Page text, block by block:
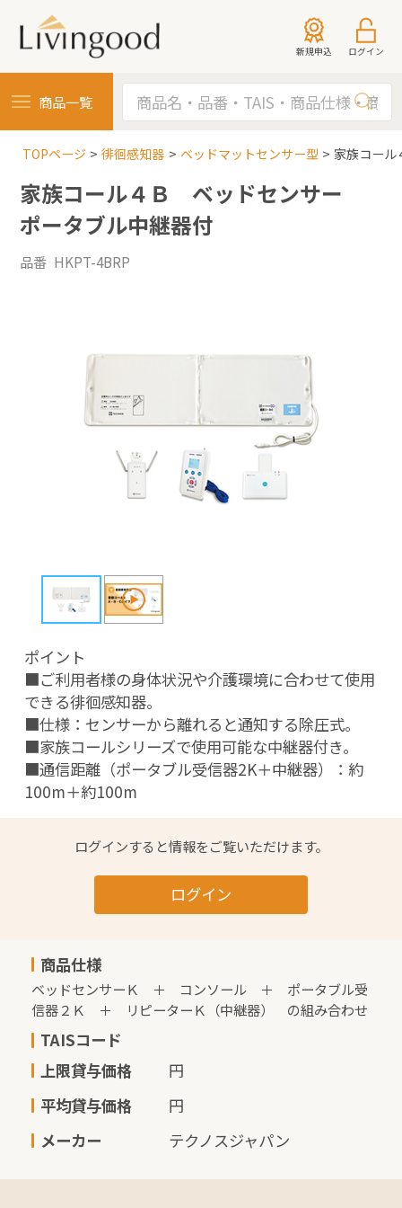
新規申込 ログイン
商品一覧
TOPページ 徘徊感知器 ベッドマットセンサー型 家族コー
家族コール４Ｂ ベッドセンサー
ポータブル中継器付
品番 HKPT-4BRP
ポイント
■ご利用者様の身体状況や介護環境に合わせて使用
できる徘徊感知器。
■仕様：センサーから離れると通知する除圧式。
■家族コールシリーズで使用可能な中継器付き。
■通信距離（ポータブル受信器2K＋中継器）：約
100m＋約100m
ログインすると情報をご覧いただけます。
ログイン
商品仕様
ベッドセンサーＫ　＋　コンソール　＋　ポータブル受
信器２Ｋ　＋　リピーターＫ（中継器）　の組み合わせ
TAISコード
上限貸与価格
円
平均貸与価格
円
メーカー
テクノスジャパン